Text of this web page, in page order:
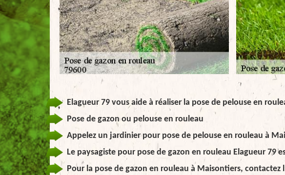
Elagueur 79 vous aide à réaliser la pose de pelouse en
Pose de gazon ou pelouse en rouleau
Appelez un jardinier pour pose de pelouse en rouleau à
Le paysagiste pour pose de gazon en rouleau Elagueur 79
Pour la pose de gazon en rouleau à Maisontiers, contactez